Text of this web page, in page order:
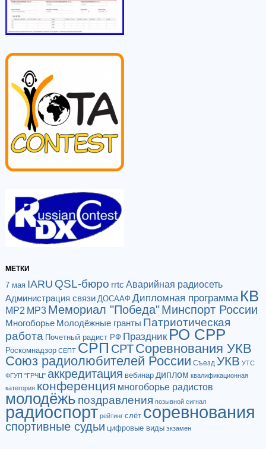
МЕТКИ
7 мая IARU QSL-бюро rrtc Аварийная радиосеть
Администрация связи ДОСААФ Дипломная программа КВ
МР2 МР3 Мемориал "Победа"Минспорт России
Многоборье Молодёжные гранты Патриотическая
работа Почетный радист РФ Праздник РО СРР
Роскомнадзор СЕПТ СРП СРТСоревнования УКВ
Союз радиолюбителей России Съезд УКВ УТС
ФГУП "ГРЧЦ" аккредитация вебинар диплом квалификационная
категория конференция многоборье радистов
молодёжь поздравления позывной сигнал
радиоспорт рейтинг слёт соревнования
спортивные судьи цифровые виды экзамен